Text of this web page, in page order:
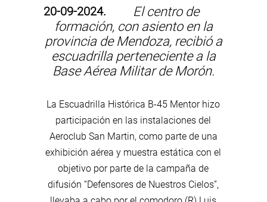
20-09-2024.
El centro de
formación, con asiento en la
provincia de Mendoza, recibió a
escuadrilla perteneciente a la
Base Aérea Militar de Morón.
La Escuadrilla Histórica B-45 Mentor hizo
participación en las instalaciones del
Aeroclub San Martin, como parte de una
exhibición aérea y muestra estática con el
objetivo por parte de la campaña de
difusión “Defensores de Nuestros Cielos”,